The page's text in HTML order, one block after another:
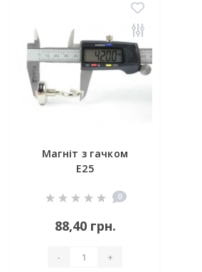
Магніт з гачком
E25
0
88,40 грн.
- +